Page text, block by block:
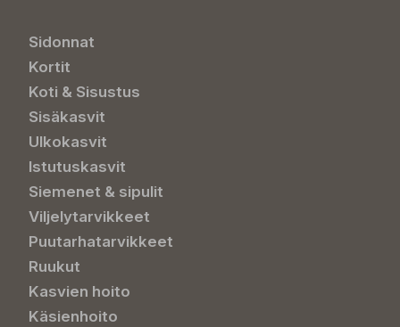
Sidonnat
Kortit
Koti & Sisustus
Sisäkasvit
Ulkokasvit
Istutuskasvit
Siemenet & sipulit
Viljelytarvikkeet
Puutarhatarvikkeet
Ruukut
Kasvien hoito
Käsienhoito